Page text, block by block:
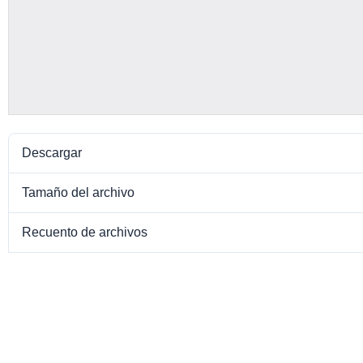
Descargar
Tamaño del archivo
Recuento de archivos